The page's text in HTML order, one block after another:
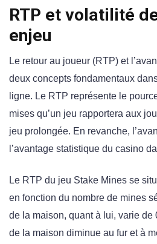
RTP et volatilité
enjeu
Le retour au joueur (RTP) et
deux concepts fondamentaux
ligne. Le RTP représente le
mises qu’un jeu rapportera aux
jeu prolongée. En revanche,
l’avantage statistique du casino
Le RTP du jeu Stake Mines se
en fonction du nombre de mines
de la maison, quant à lui, varie de
de la maison diminue au fur et à